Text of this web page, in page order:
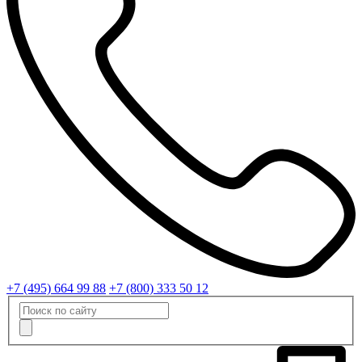
+7 (495) 664 99 88 +7 (800) 333 50 12